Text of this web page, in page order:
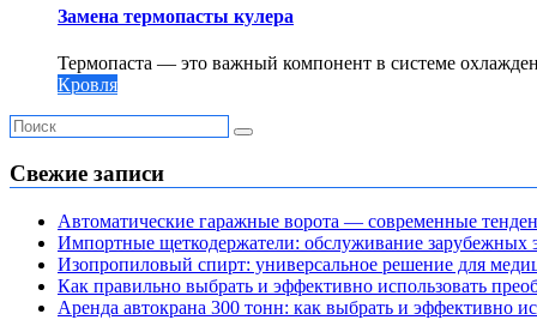
Замена термопасты кулера
Термопаста — это важный компонент в системе
Кровля
Свежие записи
Автоматические гаражные ворота — современные
Импортные щеткодержатели: обслуживание зарубежных
Изопропиловый спирт: универсальное решение для
Как правильно выбрать и эффективно использовать
Аренда автокрана 300 тонн: как выбрать и эффективно